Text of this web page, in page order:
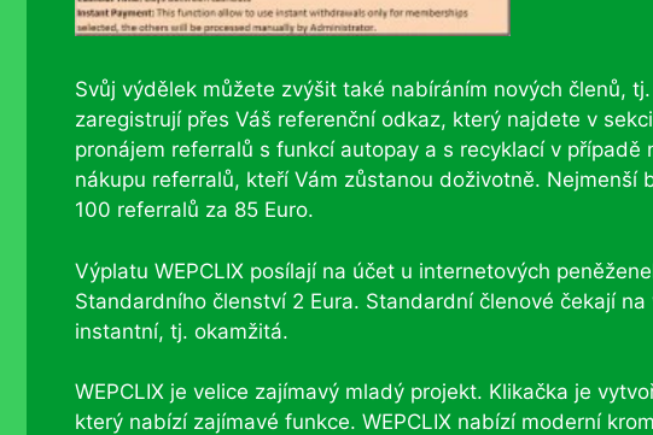
Svůj výdělek můžete zvýšit také nabíráním nových členů,
zaregistrují přes Váš referenční odkaz, který najdete v
pronájem referralů s funkcí autopay a s recyklací v
nákupu referralů, kteří Vám zůstanou doživotně. Nejmenší
100 referralů za 85 Euro.
Výplatu WEPCLIX posílají na účet u internetových
Standardního členství 2 Eura. Standardní členové čekají
instantní, tj. okamžitá.
WEPCLIX je velice zajímavý mladý projekt. Klikačka je
který nabízí zajímavé funkce. WEPCLIX nabízí moderní